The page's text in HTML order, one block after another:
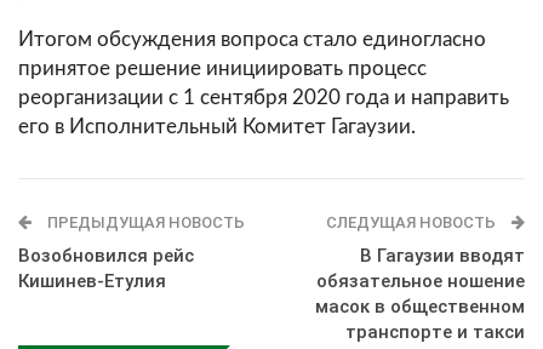
Итогом обсуждения вопроса стало единогласно
принятое решение инициировать процесс
реорганизации с 1 сентября 2020 года и направить
его в Исполнительный Комитет Гагаузии.
ПРЕДЫДУЩАЯ НОВОСТЬ
Возобновился рейс
Кишинев-Етулия
СЛЕДУЩАЯ НОВОСТЬ
В Гагаузии вводят
обязательное ношение
масок в общественном
транспорте и такси